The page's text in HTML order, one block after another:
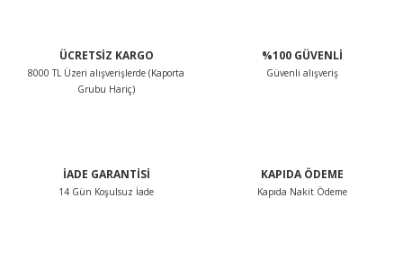
ÜCRETSİZ KARGO
8000 TL Üzeri alışverişlerde (Kaporta
Grubu Hariç)
%100 GÜVENLİ
Güvenli alışveriş
İADE GARANTİSİ
14 Gün Koşulsuz İade
KAPIDA ÖDEME
Kapıda Nakit Ödeme